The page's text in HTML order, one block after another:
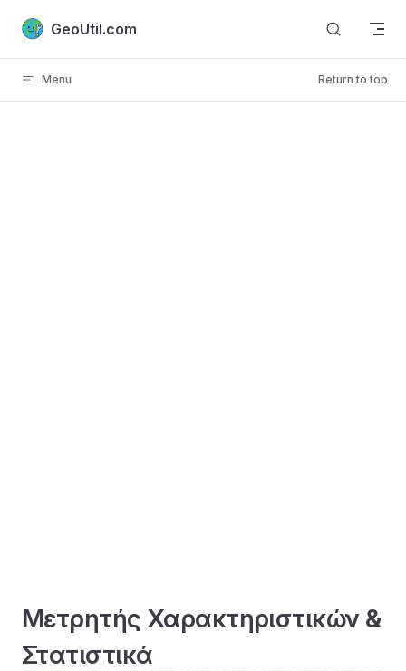
Skip to content
GeoUtil.com
Menu Return to top
Μετρητής Χαρακτηριστικών &
Στατιστικά